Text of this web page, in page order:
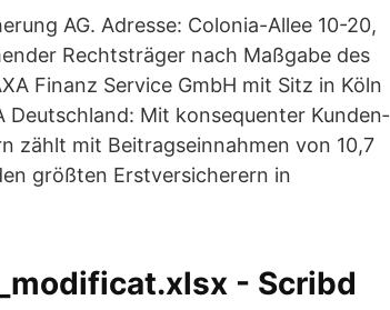
AG. Adresse: Colonia-Allee 10-20,
Rechtsträger nach Maßgabe des
Finanz Service GmbH mit Sitz in Köln
Deutschland: Mit konsequenter Kunden­
zählt mit Beitragseinnahmen von 10,7
größten Erstversicherern in
- Scribd